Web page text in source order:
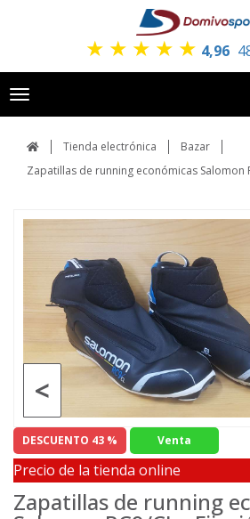
★ ★ ★ ★ ★ 4,96
Toggle
navigation
Tienda electrónica
Bazar
Zapatillas de running económicas Salomon
<
DESCUENTO 43 % Venta
Precio de la tienda online
Zapatillas de running